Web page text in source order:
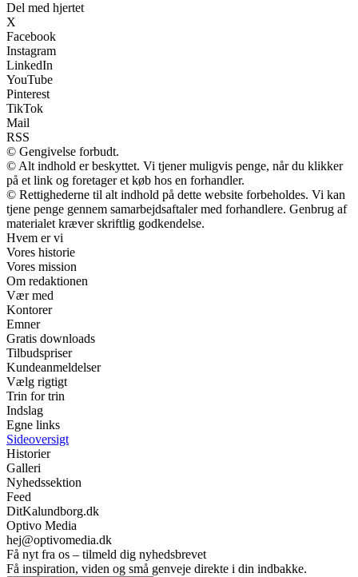
Del med hjertet
X
Facebook
Instagram
LinkedIn
YouTube
Pinterest
TikTok
Mail
RSS
© Gengivelse forbudt.
© Alt indhold er beskyttet. Vi tjener muligvis penge, når du klikker
på et link og foretager et køb hos en forhandler.
© Rettighederne til alt indhold på dette website forbeholdes. Vi kan
tjene penge gennem samarbejdsaftaler med forhandlere. Genbrug af
materialet kræver skriftlig godkendelse.
Hvem er vi
Vores historie
Vores mission
Om redaktionen
Vær med
Kontorer
Emner
Gratis downloads
Tilbudspriser
Kundeanmeldelser
Vælg rigtigt
Trin for trin
Indslag
Egne links
Sideoversigt
Historier
Galleri
Nyhedssektion
Feed
DitKalundborg.dk
Optivo Media
hej@optivomedia.dk
Få nyt fra os – tilmeld dig nyhedsbrevet
Få inspiration, viden og små genveje direkte i din indbakke.